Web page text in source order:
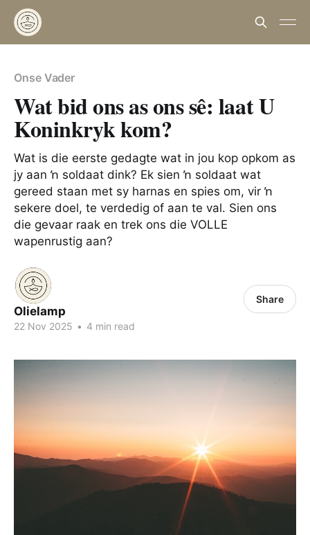
Onse Vader
Wat bid ons as ons sê: laat U
Koninkryk kom?
Wat is die eerste gedagte wat in jou kop opkom as
jy aan ŉ soldaat dink? Ek sien ŉ soldaat wat
gereed staan met sy harnas en spies om, vir ŉ
sekere doel, te verdedig of aan te val. Sien ons
die gevaar raak en trek ons die VOLLE
wapenrustig aan?
Olielamp
22 Nov 2025 • 4 min read
Share